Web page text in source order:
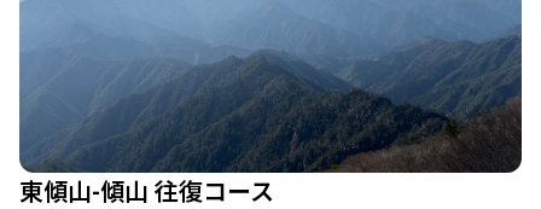
もあり、特に冬の登山は幻想的な景色を楽しむことができます。
ただし、冬季は寒さ対策が必須で、十分な水分補給も忘れずに行
いましょう。登山者の中には、夕立や急な天候の変化に遭遇した
方もおり、事前の天候確認が重要です。 また、周辺には温泉や地
元のグルメスポットも点在しており、登山後の楽しみも豊富で
す。傾山の自然と歴史を感じながら、心身ともにリフレッシュで
きるこのコースは、何度でも訪れたくなる魅力があります。
東傾山-傾山 往復コース